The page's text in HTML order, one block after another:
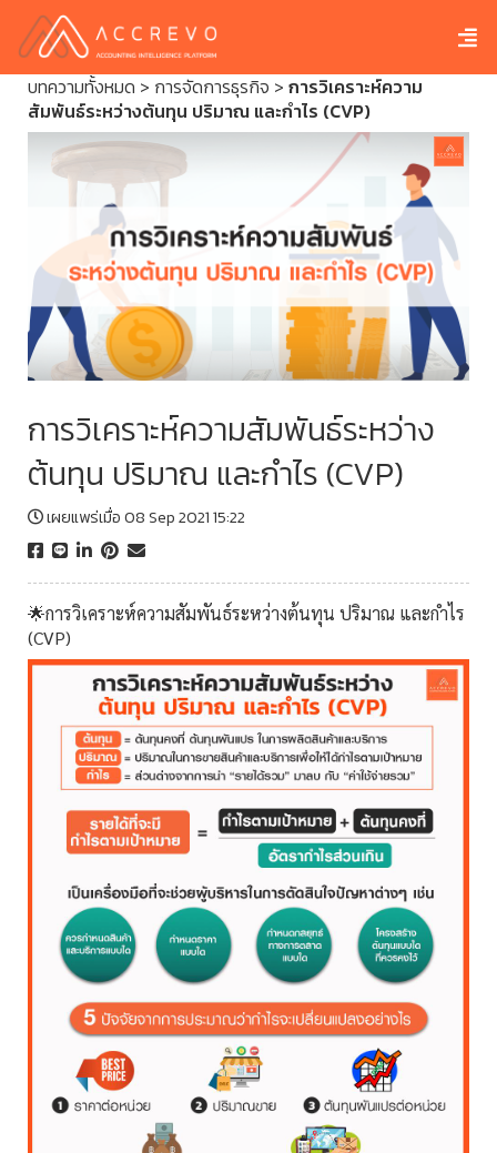
บทความทั้งหมด > การจัดการธุรกิจ > การวิเคราะห์ความ
สัมพันธ์ระหว่างต้นทุน ปริมาณ และกำไร (CVP)
การวิเคราะห์ความสัมพันธ์ระหว่าง
ต้นทุน ปริมาณ และกำไร (CVP)
เผยแพร่เมื่อ 08 Sep 2021 15:22
🌟การวิเคราะห์ความสัมพันธ์ระหว่างต้นทุน ปริมาณ และกำไร
(CVP)